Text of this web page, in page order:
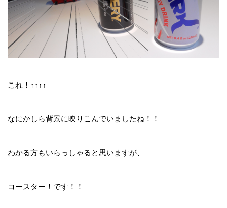
これ！↑↑↑↑
なにかしら背景に映りこんでいましたね！！
わかる方もいらっしゃると思いますが、
コースター！です！！